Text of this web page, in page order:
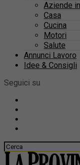
Aziende
Casa
Cucina
Motori
Salute
Annunci Lavoro
Idee & Consigli
Seguici su